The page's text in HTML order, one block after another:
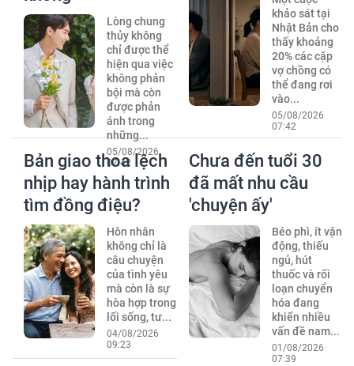
Lòng chung
thủy không
chỉ được thể
hiện qua việc
không phản
bội mà còn
được phản
ánh trong
những...
05/08/2026
07:42
khảo sát tại
Nhật Bản cho
thấy khoảng
20% các cặp
vợ chồng có
thể đang rơi
vào...
05/08/2026
07:42
Bản giao thoa lệch
nhịp hay hành trình
tìm đồng điệu?
Hôn nhân
không chỉ là
câu chuyện
của tình yêu
mà còn là sự
hòa hợp trong
lối sống, tư...
04/08/2026
09:23
Chưa đến tuổi 30
đã mất nhu cầu
'chuyện ấy'
Béo phì, ít vận
động, thiếu
ngủ, hút
thuốc và rối
loạn chuyển
hóa đang
khiến nhiều
vấn đề nam...
01/08/2026
07:39